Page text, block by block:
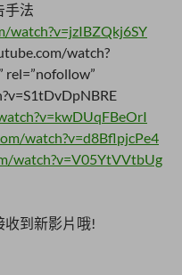
手法
watch?v=jzIBZQkj6SY
watch?
rel=”nofollow”
watch?v=d8BflpjcPe4
watch?v=V05YtVVtbUg
收到新影片哦!